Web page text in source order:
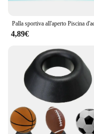
4,89€